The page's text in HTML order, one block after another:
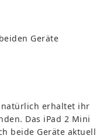
Geräte
natürlich erhaltet ihr
Das iPad 2 Mini
beide Geräte aktuell